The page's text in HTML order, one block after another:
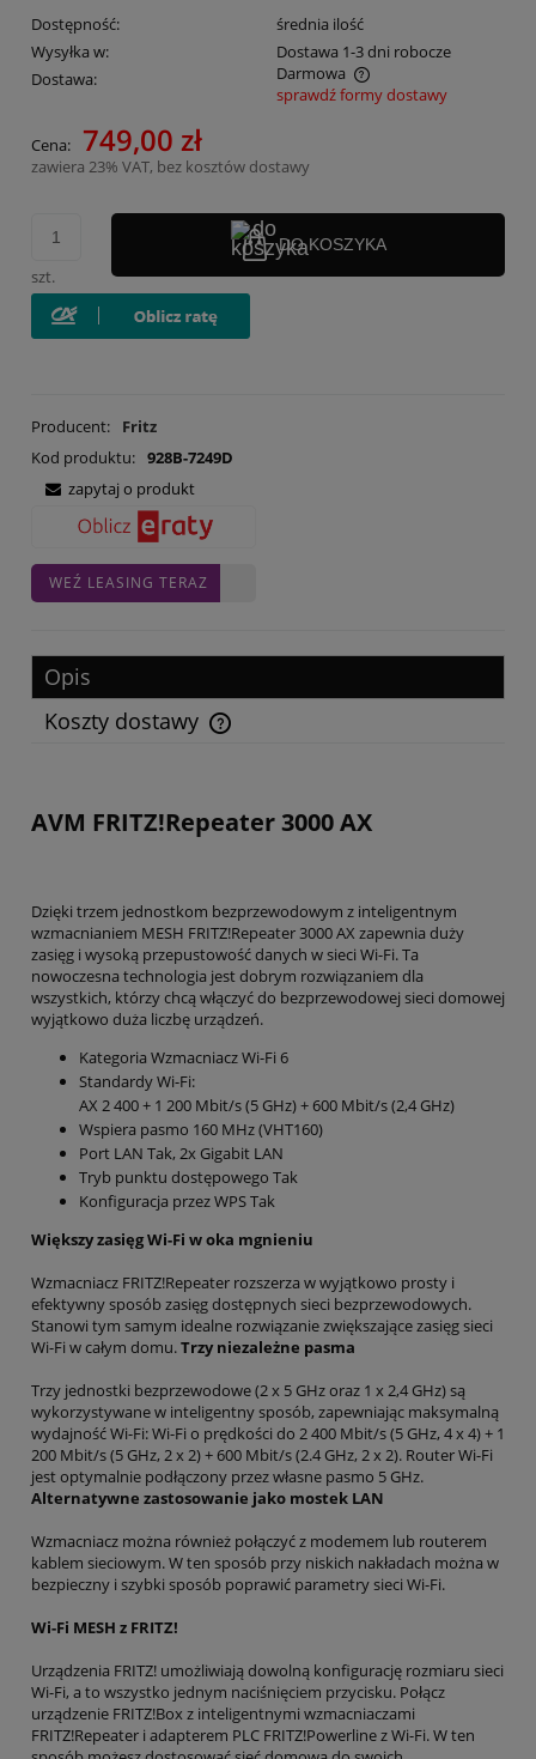
Dostępność:
średnia ilość
Wysyłka w:
Dostawa 1-3 dni robocze
Dostawa:
Darmowa
Cena nie zawiera ewentualnych kosztów płatności
sprawdź formy dostawy
Cena: 749,00 zł
zawiera 23% VAT, bez kosztów dostawy
szt.
DO KOSZYKA
Producent:
Fritz
Kod produktu: 928B-7249D
zapytaj o produkt
WEŹ LEASING TERAZ
Opis
Koszty dostawy
Cena nie zawiera ewentualnych kosztów płatności
AVM FRITZ!Repeater 3000 AX
Dzięki trzem jednostkom bezprzewodowym z inteligentnym
wzmacnianiem MESH FRITZ!Repeater 3000 AX zapewnia duży
zasięg i wysoką przepustowość danych w sieci Wi-Fi. Ta
nowoczesna technologia jest dobrym rozwiązaniem dla
wszystkich, którzy chcą włączyć do bezprzewodowej sieci domowej
wyjątkowo duża liczbę urządzeń.
Kategoria Wzmacniacz Wi-Fi 6
Standardy Wi-Fi:
AX 2 400 + 1 200 Mbit/s (5 GHz) + 600 Mbit/s (2,4 GHz)
Wspiera pasmo 160 MHz (VHT160)
Port LAN Tak, 2x Gigabit LAN
Tryb punktu dostępowego Tak
Konfiguracja przez WPS Tak
Większy zasięg Wi-Fi w oka mgnieniu
Wzmacniacz FRITZ!Repeater rozszerza w wyjątkowo prosty i
efektywny sposób zasięg dostępnych sieci bezprzewodowych.
Stanowi tym samym idealne rozwiązanie zwiększające zasięg sieci
Wi-Fi w całym domu.Trzy niezależne pasma
Trzy jednostki bezprzewodowe (2 x 5 GHz oraz 1 x 2,4 GHz) są
wykorzystywane w inteligentny sposób, zapewniając maksymalną
wydajność Wi-Fi: Wi-Fi o prędkości do 2 400 Mbit/s (5 GHz, 4 x 4) + 1
200 Mbit/s (5 GHz, 2 x 2) + 600 Mbit/s (2.4 GHz, 2 x 2). Router Wi-Fi
jest optymalnie podłączony przez własne pasmo 5 GHz.
Alternatywne zastosowanie jako mostek LAN
Wzmacniacz można również połączyć z modemem lub routerem
kablem sieciowym. W ten sposób przy niskich nakładach można w
bezpieczny i szybki sposób poprawić parametry sieci Wi-Fi.
Wi-Fi MESH z FRITZ!
Urządzenia FRITZ! umożliwiają dowolną konfigurację rozmiaru sieci
Wi-Fi, a to wszystko jednym naciśnięciem przycisku. Połącz
urządzenie FRITZ!Box z inteligentnymi wzmacniaczami
FRITZ!Repeater i adapterem PLC FRITZ!Powerline z Wi-Fi. W ten